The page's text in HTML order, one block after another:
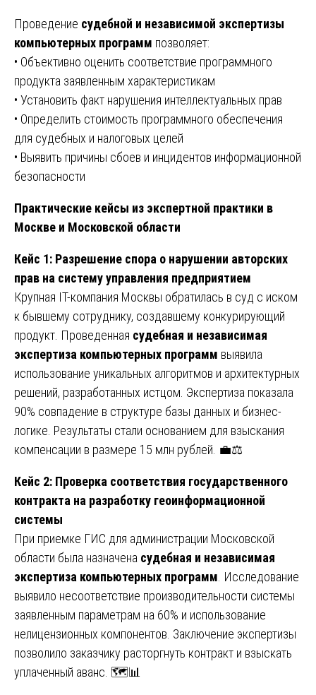
Проведение судебной и независимой экспертизы
компьютерных программ позволяет:
• Объективно оценить соответствие программного
продукта заявленным характеристикам
• Установить факт нарушения интеллектуальных прав
• Определить стоимость программного обеспечения
для судебных и налоговых целей
• Выявить причины сбоев и инцидентов информационной
безопасности
Практические кейсы из экспертной практики в
Москве и Московской области
Кейс 1: Разрешение спора о нарушении авторских
прав на систему управления предприятием
Крупная IT-компания Москвы обратилась в суд с иском
к бывшему сотруднику, создавшему конкурирующий
продукт. Проведенная судебная и независимая
экспертиза компьютерных программ выявила
использование уникальных алгоритмов и архитектурных
решений, разработанных истцом. Экспертиза показала
90% совпадение в структуре базы данных и бизнес-
логике. Результаты стали основанием для взыскания
компенсации в размере 15 млн рублей. 💼⚖️
Кейс 2: Проверка соответствия государственного
контракта на разработку геоинформационной
системы
При приемке ГИС для администрации Московской
области была назначена судебная и независимая
экспертиза компьютерных программ . Исследование
выявило несоответствие производительности системы
заявленным параметрам на 60% и использование
нелицензионных компонентов. Заключение экспертизы
позволило заказчику расторгнуть контракт и взыскать
уплаченный аванс. 🗺️📊